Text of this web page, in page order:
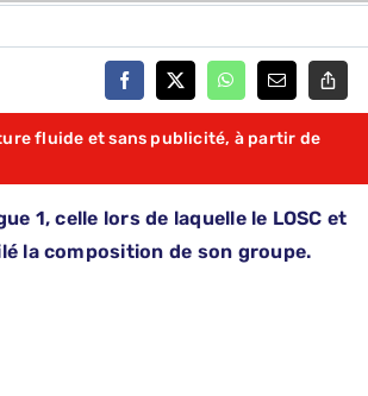
fluide et sans publicité, à partir de
1, celle lors de laquelle le LOSC et
la composition de son groupe.